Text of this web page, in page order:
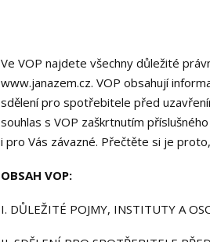
Ve VOP najdete všechny důležité
www.janazem.cz. VOP obsahují
sdělení pro spotřebitele před
souhlas s VOP zaškrtnutím
i pro Vás závazné. Přečtěte si je
OBSAH VOP:
I. DŮLEŽITÉ POJMY, INSTITUTY A